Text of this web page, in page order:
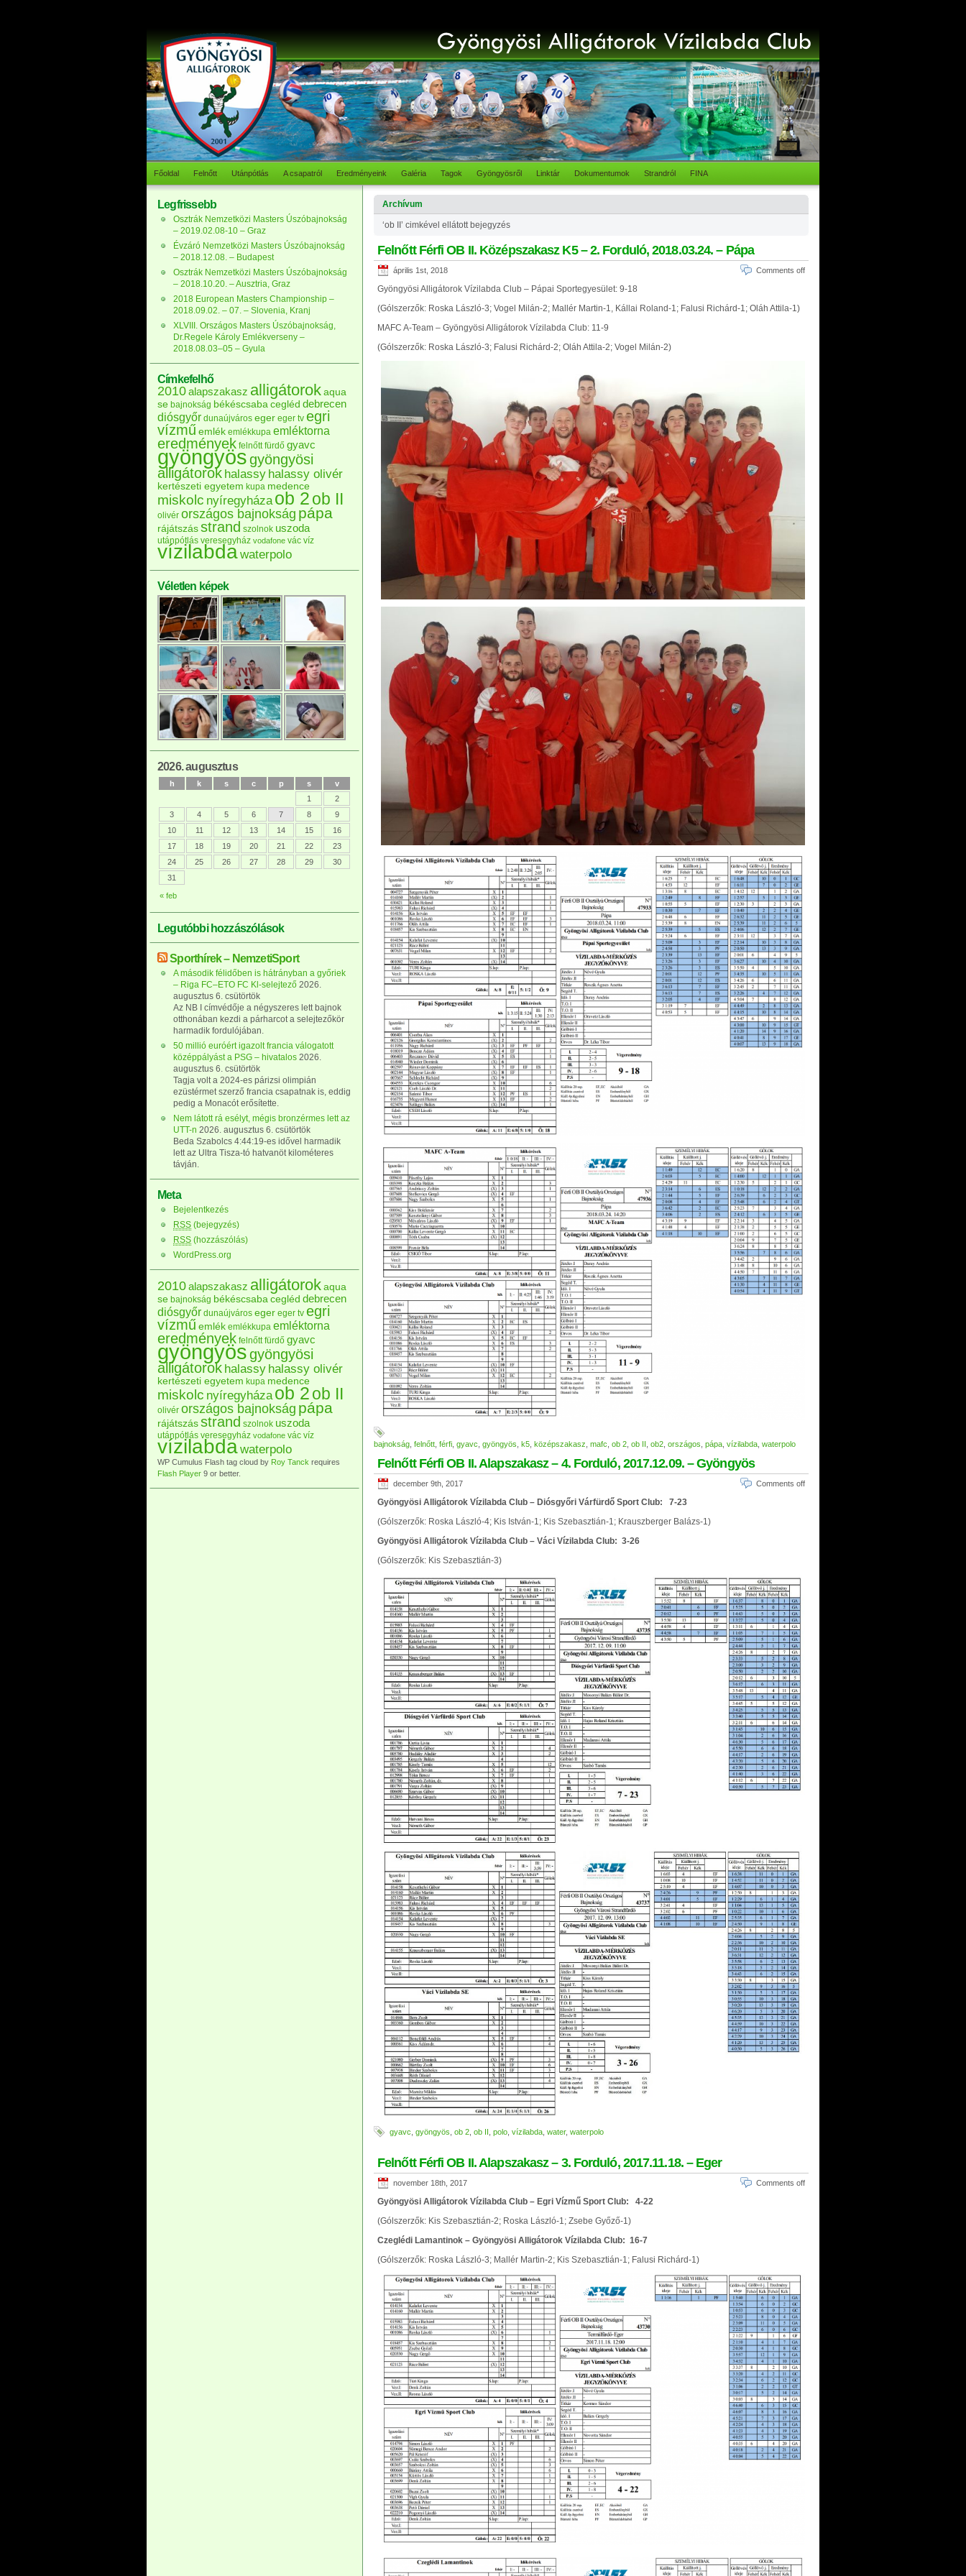
Főoldal Felnőtt Utánpótlás A csapatról Eredményeink Galéria Tagok Gyöngyösről Linktár Dokumentumok Strandról FINA
Archívum
‘ob II’ cimkével ellátott bejegyzés
Felnőtt Férfi OB II. Középszakasz K5 – 2. Forduló, 2018.03.24. – Pápa
április 1st, 2018 Comments off
Gyöngyösi Alligátorok Vízilabda Club – Pápai Sportegyesület: 9-18
(Gólszerzők: Roska László-3; Vogel Milán-2; Mallér Martin-1, Kállai Roland-1; Falusi Richárd-1; Oláh Attila-1)
MAFC A-Team – Gyöngyösi Alligátorok Vízilabda Club: 11-9
(Gólszerzők: Roska László-3; Falusi Richárd-2; Oláh Attila-2; Vogel Milán-2)
bajnokság felnőtt férfi gyavc gyöngyös k5 középszakasz mafc ob 2 ob II ob2 országos pápa vízilabda waterpolo
Felnőtt Férfi OB II. Alapszakasz – 4. Forduló, 2017.12.09. – Gyöngyös
december 9th, 2017 Comments off
Gyöngyösi Alligátorok Vízilabda Club – Diósgyőri Várfürdő Sport Club: 7-23
(Gólszerzők: Roska László-4; Kis István-1; Kis Szebasztián-1; Krauszberger Balázs-1)
Gyöngyösi Alligátorok Vízilabda Club – Váci Vízilabda Club: 3-26
(Gólszerzők: Kis Szebasztián-3)
gyavc gyöngyös ob 2 ob II polo vízilabda water, waterpolo
Felnőtt Férfi OB II. Alapszakasz – 3. Forduló, 2017.11.18. – Eger
november 18th, 2017 Comments off
Gyöngyösi Alligátorok Vízilabda Club – Egri Vízmű Sport Club: 4-22
(Gólszerzők: Kis Szebasztián-2; Roska László-1; Zsebe Győző-1)
Czeglédi Lamantinok – Gyöngyösi Alligátorok Vízilabda Club: 16-7
(Gólszerzők: Roska László-3; Mallér Martin-2; Kis Szebasztián-1; Falusi Richárd-1)
Legfrissebb
Osztrák Nemzetközi Masters Úszóbajnokság
– 2019.02.08-10 – Graz
Évzáró Nemzetközi Masters Úszóbajnokság
– 2018.12.08. – Budapest
Osztrák Nemzetközi Masters Úszóbajnokság
– 2018.10.20. – Ausztria, Graz
2018 European Masters Championship –
2018.09.02. – 07. – Slovenia, Kranj
XLVIII. Országos Masters Úszóbajnokság,
Dr.Regele Károly Emlékverseny –
2018.08.03–05 – Gyula
Címkefelhő
2010alapszakasz alligátorokaqua
se bajnokság békéscsaba cegléd debrecen
diósgyőr dunaújváros eger eger tv egri
vízműemlék emlékkupa emléktorna
eredmények felnőtt fürdő gyavc
gyöngyösgyöngyösi
alligátorok halassy halassy olivér
kertészeti egyetem kupa medence
miskolc nyíregyháza ob 2ob II
olivér országos bajnokság pápa
rájátszás strand szolnok uszoda
utánpótlás veresegyház vodafone vác víz
vízilabdawaterpolo
Véletlen képek
2026. augusztus
h k s c p s v
« feb
1
2
3
4 5 6 7 8
9
10
11 12 13 14 15
16
17
18 19 20 21 22
23
24
25 26 27 28 29
30
31
Legutóbbi hozzászólások
Sporthírek – NemzetiSport
A második félidőben is hátrányban a győriek
– Riga FC–ETO FC Kl-selejtező 2026.
augusztus 6. csütörtök
Az NB I címvédője a négyszeres lett bajnok
otthonában kezdi a párharcot a selejtezőkör
harmadik fordulójában.
50 millió euróért igazolt francia válogatott
középpályást a PSG – hivatalos 2026.
augusztus 6. csütörtök
Tagja volt a 2024-es párizsi olimpián
ezüstérmet szerző francia csapatnak is, eddig
pedig a Monacót erősítette.
Nem látott rá esélyt, mégis bronzérmes lett az
UTT-n 2026. augusztus 6. csütörtök
Beda Szabolcs 4:44:19-es idővel harmadik
lett az Ultra Tisza-tó hatvanöt kilométeres
távján.
Meta
Bejelentkezés
RSS (bejegyzés)
RSS (hozzászólás)
WordPress.org
2010alapszakasz alligátorokaqua
se bajnokság békéscsaba cegléd debrecen
diósgyőr dunaújváros eger eger tv egri
vízműemlék emlékkupa emléktorna
eredmények felnőtt fürdő gyavc
gyöngyösgyöngyösi
alligátorok halassy halassy olivér
kertészeti egyetem kupa medence
miskolc nyíregyháza ob 2ob II
olivér országos bajnokság pápa
rájátszás strand szolnok uszoda
utánpótlás veresegyház vodafone vác víz
vízilabdawaterpolo
WP Cumulus Flash tag cloud by Roy Tanck requires
Flash Player 9 or better.